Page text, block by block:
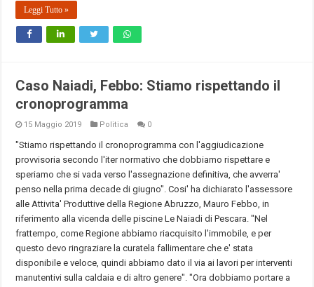
Leggi Tutto »
Caso Naiadi, Febbo: Stiamo rispettando il
cronoprogramma
15 Maggio 2019 Politica 0
"Stiamo rispettando il cronoprogramma con l'aggiudicazione
provvisoria secondo l'iter normativo che dobbiamo rispettare e
speriamo che si vada verso l'assegnazione definitiva, che avverra'
penso nella prima decade di giugno". Cosi' ha dichiarato l'assessore
alle Attivita' Produttive della Regione Abruzzo, Mauro Febbo, in
riferimento alla vicenda delle piscine Le Naiadi di Pescara. "Nel
frattempo, come Regione abbiamo riacquisito l'immobile, e per
questo devo ringraziare la curatela fallimentare che e' stata
disponibile e veloce, quindi abbiamo dato il via ai lavori per interventi
manutentivi sulla caldaia e di altro genere". "Ora dobbiamo portare a